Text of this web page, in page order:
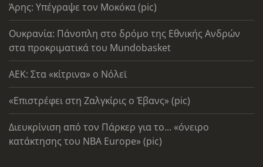
Άρης: Υπέγραψε τον Μοκόκα (pic)
Ουκρανία: Πάνοπλη στο δρόμο της Εθνικής Ανδρών
στα προκριματικά του Mundobasket
AEK: Στα «κίτρινα» ο Νόλεϊ
«Επιστρέφει στη Ζαλγκίρις ο Έβανς» (pic)
Διευκρίνιση από τον Πάρκερ για το... «όνειρο
κατάκτησης του ΝΒΑ Europe» (pic)